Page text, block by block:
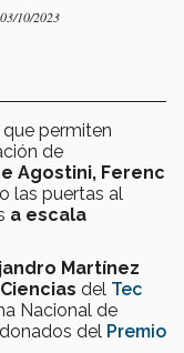
10/2023
permiten
de
Agostini, Ferenc
las puertas al
a escala
Martínez
del Tec
Nacional de
del Premio